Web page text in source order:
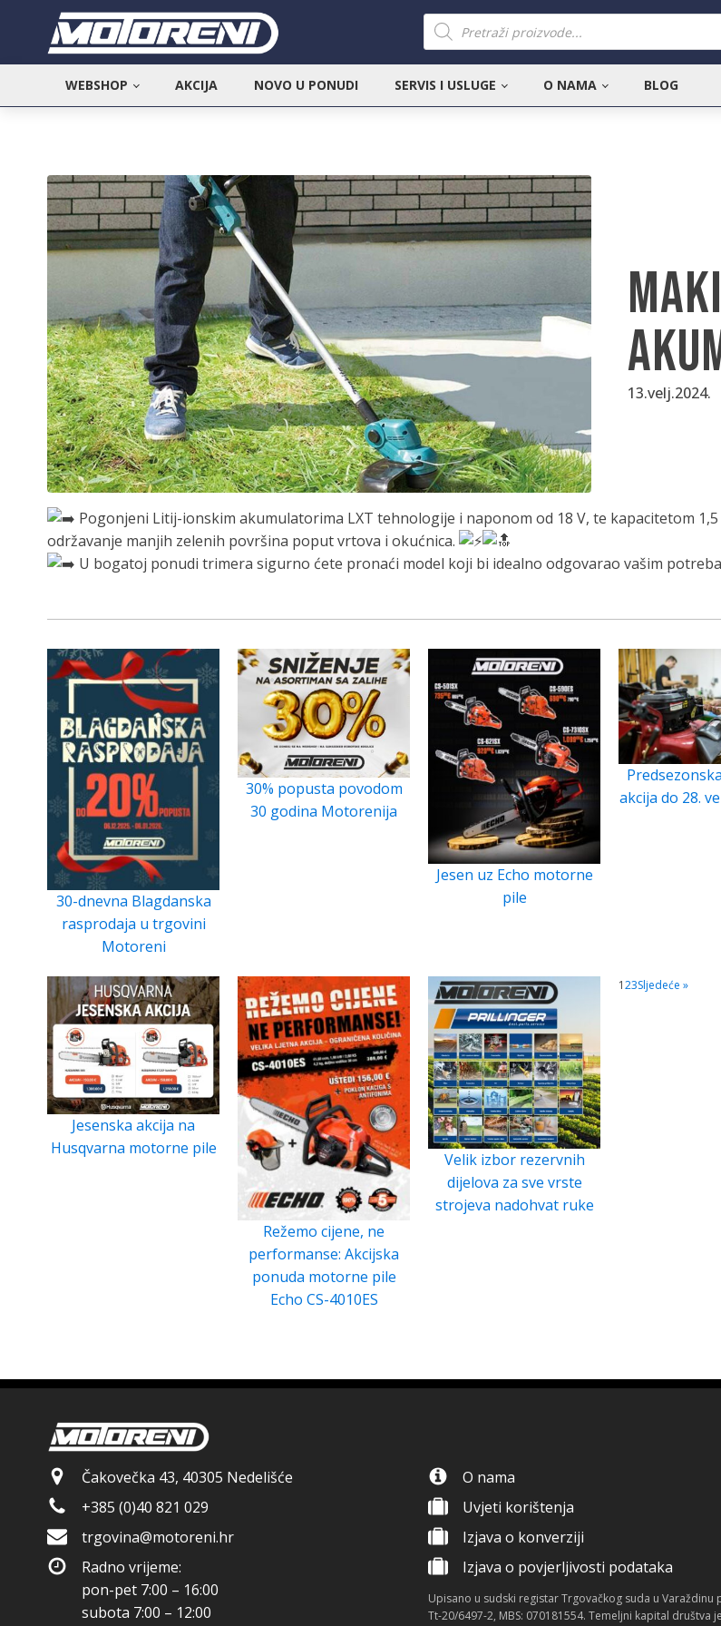
Products
search
WEBSHOP AKCIJA NOVO U PONUDI SERVIS I USLUGE O NAMA BLOG
13.velj.2024.
Pogonjeni Litij-ionskim akumulatorima LXT tehnologije i naponom od 18 V, te kapacitetom
održavanje manjih zelenih površina poput vrtova i okućnica.
U bogatoj ponudi trimera sigurno ćete pronaći model koji bi idealno odgovarao vašim
30-dnevna Blagdanska
rasprodaja u trgovini
Motoreni
30% popusta povodom
30 godina Motorenija
Jesen uz Echo motorne
pile
akcija do 28.
Jesenska akcija na
Husqvarna motorne pile
Režemo cijene, ne
performanse: Akcijska
ponuda motorne pile
Echo CS-4010ES
Velik izbor rezervnih
dijelova za sve vrste
strojeva nadohvat ruke
123Sljedeće »
Čakovečka 43, 40305 Nedelišće
+385 (0)40 821 029
trgovina@motoreni.hr
Radno vrijeme:
pon-pet 7:00 – 16:00
subota 7:00 – 12:00
O nama
Uvjeti korištenja
Izjava o konverziji
Izjava o povjerljivosti podataka
Upisano u sudski registar Trgovačkog suda u Varaždinu
Tt-20/6497-2, MBS: 070181554. Temeljni kapital društva